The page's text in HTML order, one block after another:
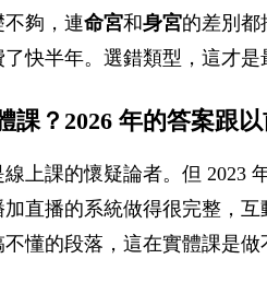
不夠，連命宮和身宮的差別都
快半年。選錯類型，這才是
課？2026 年的答案跟
上課的懷疑論者。但 2023
直播的系統做得很完整，
懂的段落，這在實體課是做